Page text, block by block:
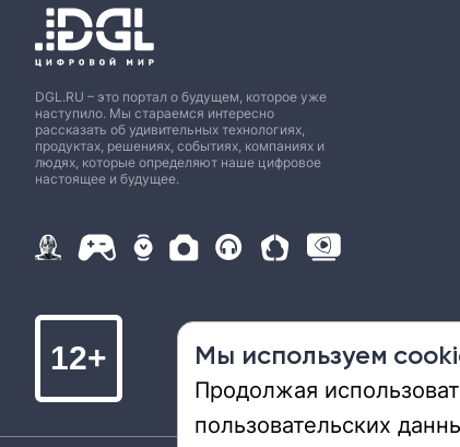
DGL.RU – это портал о будущем, которое уже
наступило. Мы стараемся интересно
рассказать об удивительных технологиях,
продуктах, решениях, событиях, компаниях и
людях, которые определяют наше цифровое
настоящее и будущее.
12+ Мы используем
Продолжая
пользовательских